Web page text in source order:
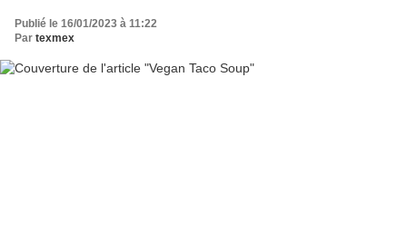
Publié le 16/01/2023 à 11:22
Par texmex